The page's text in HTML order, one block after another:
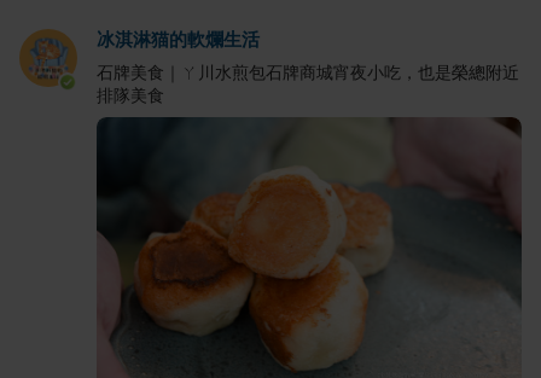
冰淇淋猫的軟爛生活
石牌美食｜ㄚ川水煎包石牌商城宵夜小吃，也是榮總附近
排隊美食